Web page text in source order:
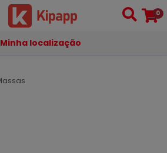
0
Minha localização